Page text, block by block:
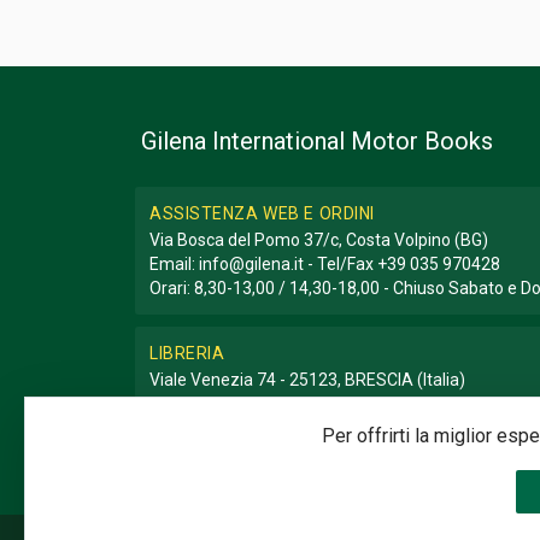
Per offrirti la miglior
Gilena International Motor Books
ASSISTENZA WEB E ORDINI
Via Bosca del Pomo 37/c, Costa Volpino (BG)
Email: info@gilena.it - Tel/Fax +39 035 970428
Orari: 8,30-13,00 / 14,30-18,00 - Chiuso Sabato e
LIBRERIA
Viale Venezia 74 - 25123, BRESCIA (Italia)
Email:libreria@gilena.it- Tel/Fax+39 030 3776786
Orari: 9,30-12,30 / 15,30-19,30 - Chiuso Domenica